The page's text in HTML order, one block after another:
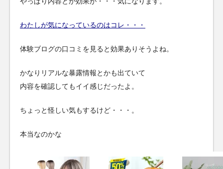
わたしが気になっているのはコレ・・・
体験ブログの口コミを見ると効果ありそうよね。
かなりリアルな暴露情報とかも出ていて
内容を確認してもイイ感じだったよ。
ちょっと怪しい気もするけど・・・。
本当なのかな